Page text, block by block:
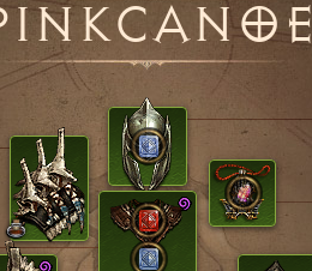
PINKCANOE